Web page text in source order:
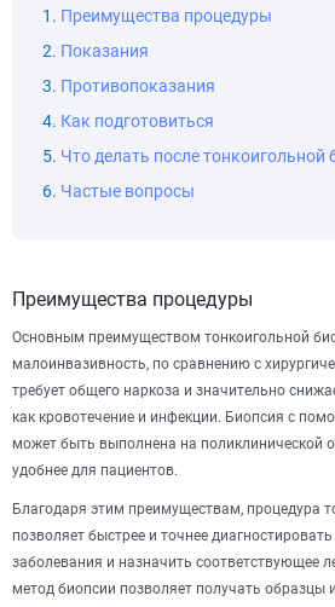
Преимущества процедуры
Показания
Противопоказания
Как подготовиться
Что делать после тонкоигольной
Частые вопросы
Преимущества процедуры
Основным преимуществом тонкоигольной
малоинвазивность, по сравнению с
требует общего наркоза и значительно
как кровотечение и инфекции. Биопсия с
может быть выполнена на поликлинической
удобнее для пациентов.
Благодаря этим преимуществам, процедура
позволяет быстрее и точнее
заболевания и назначить соответствующее
метод биопсии позволяет получать образцы